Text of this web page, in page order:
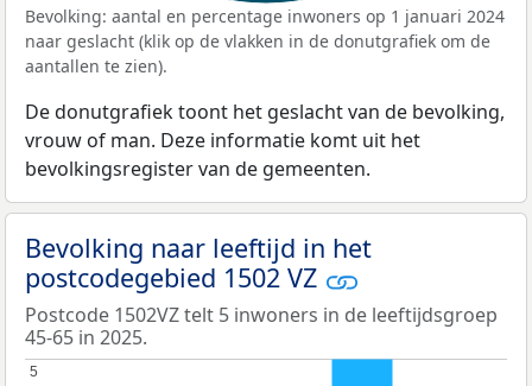
Bevolking: aantal en percentage inwoners op 1 januari 2024
naar geslacht (klik op de vlakken in de donutgrafiek om de
aantallen te zien).
De donutgrafiek toont het geslacht van de bevolking,
vrouw of man. Deze informatie komt uit het
bevolkingsregister van de gemeenten.
Bevolking naar leeftijd in het
postcodegebied 1502 VZ
Postcode 1502VZ telt 5 inwoners in de leeftijdsgroep
45-65 in 2025.
5
5